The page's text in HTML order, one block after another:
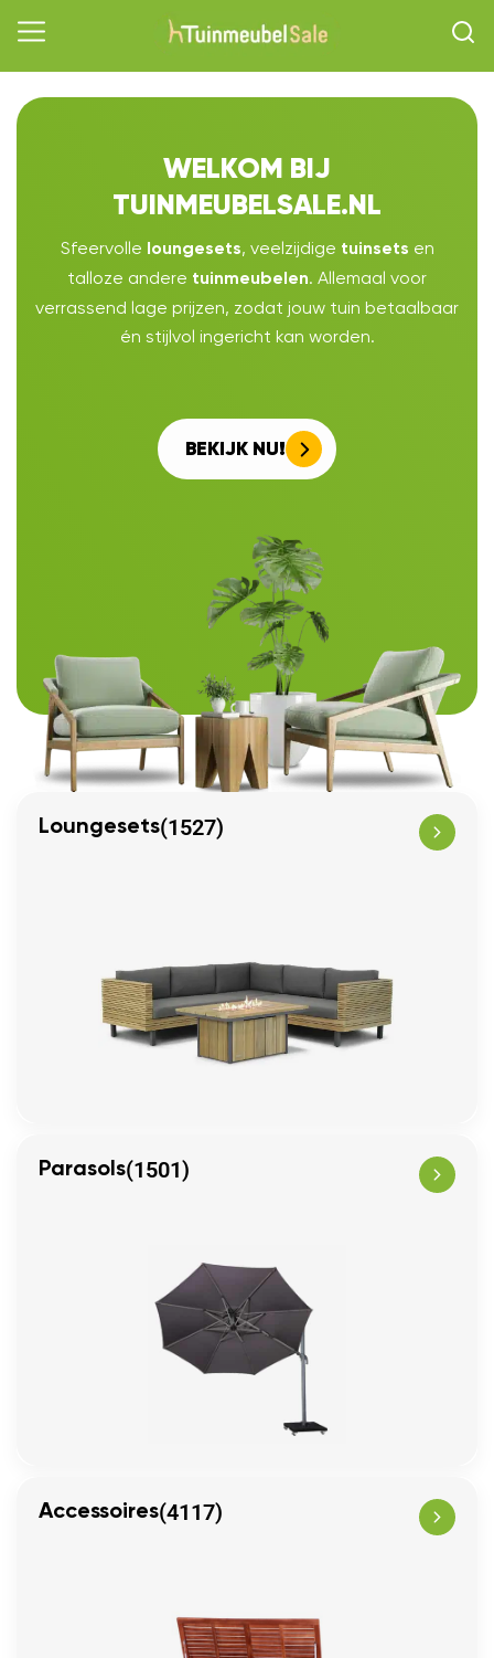
WELKOM BIJ
TUINMEUBELSALE.NL
Sfeervolle loungesets, veelzijdige tuinsets en
talloze andere tuinmeubelen. Allemaal voor
verrassend lage prijzen, zodat jouw tuin betaalbaar
én stijlvol ingericht kan worden.
BEKIJK NU!
Loungesets(1527)
Parasols(1501)
Accessoires(4117)